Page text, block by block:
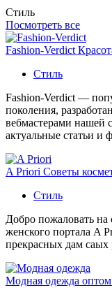
Стиль
Посмотреть все
Fashion-Verdict
Стиль
Fashion-Verdict —
поколения,
вебмастерами нашей
актуальные статьи
A Priori Советы
Стиль
Добро пожаловать
женского портала A
прекрасных дам саых
Модная одежда